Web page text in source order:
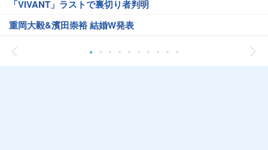
「VIVANT」ラストで裏切り者判明
重岡大毅&濱田崇裕 結婚W発表